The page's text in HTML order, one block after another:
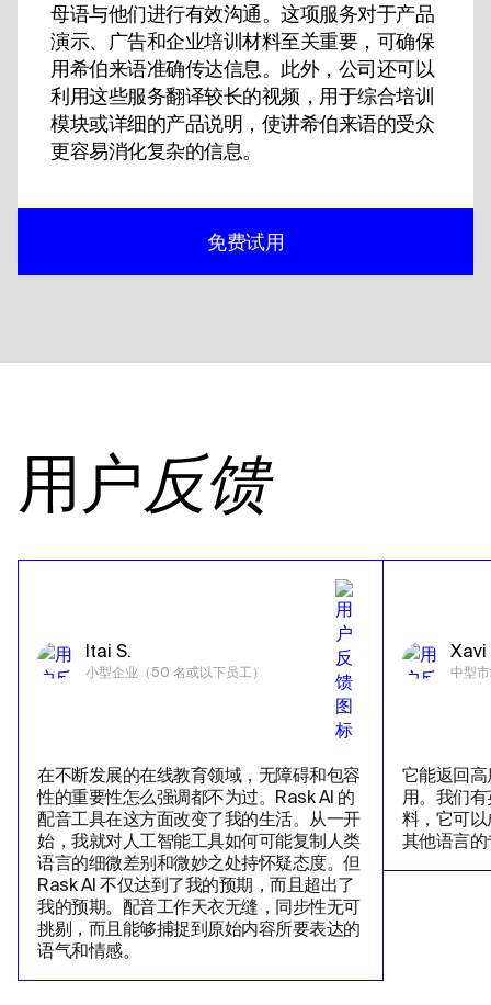
母语与他们进行有效沟通。这项服务对于产品
演示、广告和企业培训材料至关重要，可确保
用希伯来语准确传达信息。此外，公司还可以
利用这些服务翻译较长的视频，用于综合培训
模块或详细的产品说明，使讲希伯来语的受众
更容易消化复杂的信息。
免费试用
用户反馈
Itai S.
小型企业（50 名或以下员工）
在不断发展的在线教育领域，无障碍和包容
性的重要性怎么强调都不为过。Rask AI 的
配音工具在这方面改变了我的生活。从一开
始，我就对人工智能工具如何可能复制人类
语言的细微差别和微妙之处持怀疑态度。但
Rask AI 不仅达到了我的预期，而且超出了
我的预期。配音工作天衣无缝，同步性无可
挑剔，而且能够捕捉到原始内容所要表达的
语气和情感。
Xavi
中型
它能返回
用。我们
料，它可
其他语言